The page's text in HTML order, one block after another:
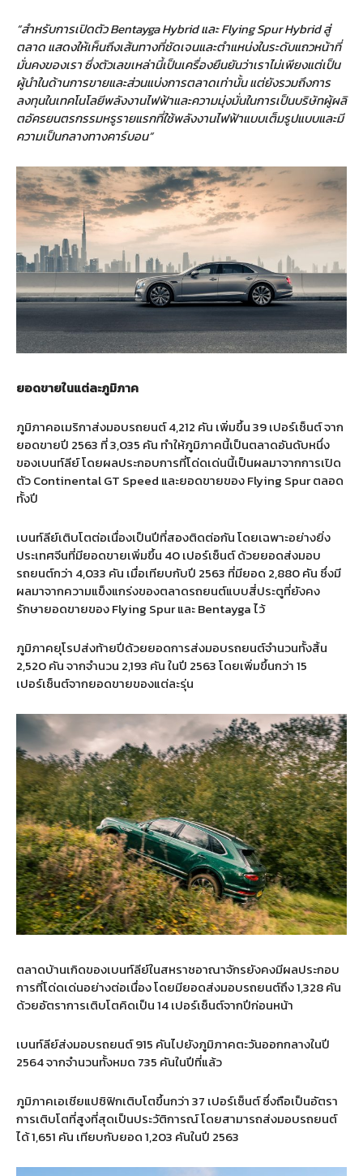
“สำหรับการเปิดตัว Bentayga Hybrid และ Flying Spur Hybrid สู่
ตลาด แสดงให้เห็นถึงเส้นทางที่ชัดเจนและตำแหน่งในระดับแถวหน้าที่
มั่นคงของเรา ซึ่งตัวเลขเหล่านี้เป็นเครื่องยืนยันว่าเราไม่เพียงแต่เป็น
ผู้นำในด้านการขายและส่วนแบ่งการตลาดเท่านั้น แต่ยังรวมถึงการ
ลงทุนในเทคโนโลยีพลังงานไฟฟ้าและความมุ่งมั่นในการเป็นบริษัทผู้ผลิ
ตอัครยนตรกรรมหรูรายแรกที่ใช้พลังงานไฟฟ้าแบบเต็มรูปแบบและมี
ความเป็นกลางทางคาร์บอน”
ยอดขายในแต่ละภูมิภาค
ภูมิภาคอเมริกาส่งมอบรถยนต์ 4,212 คัน เพิ่มขึ้น 39 เปอร์เซ็นต์ จาก
ยอดขายปี 2563 ที่ 3,035 คัน ทำให้ภูมิภาคนี้เป็นตลาดอันดับหนึ่ง
ของเบนท์ลีย์ โดยผลประกอบการที่โด่ดเด่นนี้เป็นผลมาจากการเปิด
ตัว Continental GT Speed และยอดขายของ Flying Spur ตลอด
ทั้งปี
เบนท์ลีย์เติบโตต่อเนื่องเป็นปีที่สองติดต่อกัน โดยเฉพาะอย่างยิ่ง
ประเทศจีนที่มียอดขายเพิ่มขึ้น 40 เปอร์เซ็นต์ ด้วยยอดส่งมอบ
รถยนต์กว่า 4,033 คัน เมื่อเทียบกับปี 2563 ที่มียอด 2,880 คัน ซึ่งมี
ผลมาจากความแข็งแกร่งของตลาดรถยนต์แบบสี่ประตูที่ยังคง
รักษายอดขายของ Flying Spur และ Bentayga ไว้
ภูมิภาคยุโรปส่งท้ายปีด้วยยอดการส่งมอบรถยนต์จำนวนทั้งสิ้น
2,520 คัน จากจำนวน 2,193 คัน ในปี 2563 โดยเพิ่มขึ้นกว่า 15
เปอร์เซ็นต์จากยอดขายของแต่ละรุ่น
ตลาดบ้านเกิดของเบนท์ลีย์ในสหราชอาณาจักรยังคงมีผลประกอบ
การที่โด่ดเด่นอย่างต่อเนื่อง โดยมียอดส่งมอบรถยนต์ถึง 1,328 คัน
ด้วยอัตราการเติบโตคิดเป็น 14 เปอร์เซ็นต์จากปีก่อนหน้า
เบนท์ลีย์ส่งมอบรถยนต์ 915 คันไปยังภูมิภาคตะวันออกกลางในปี
2564 จากจำนวนทั้งหมด 735 คันในปีที่แล้ว
ภูมิภาคเอเชียแปซิฟิกเติบโตขึ้นกว่า 37 เปอร์เซ็นต์ ซึ่งถือเป็นอัตรา
การเติบโตที่สูงที่สุดเป็นประวัติการณ์ โดยสามารถส่งมอบรถยนต์
ได้ 1,651 คัน เทียบกับยอด 1,203 คันในปี 2563